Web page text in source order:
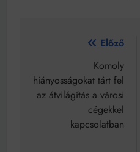
Bejegyzés
navigáció
Előző
Komoly
hiányosságokat tárt fel
az átvilágítás a városi
cégekkel
kapcsolatban